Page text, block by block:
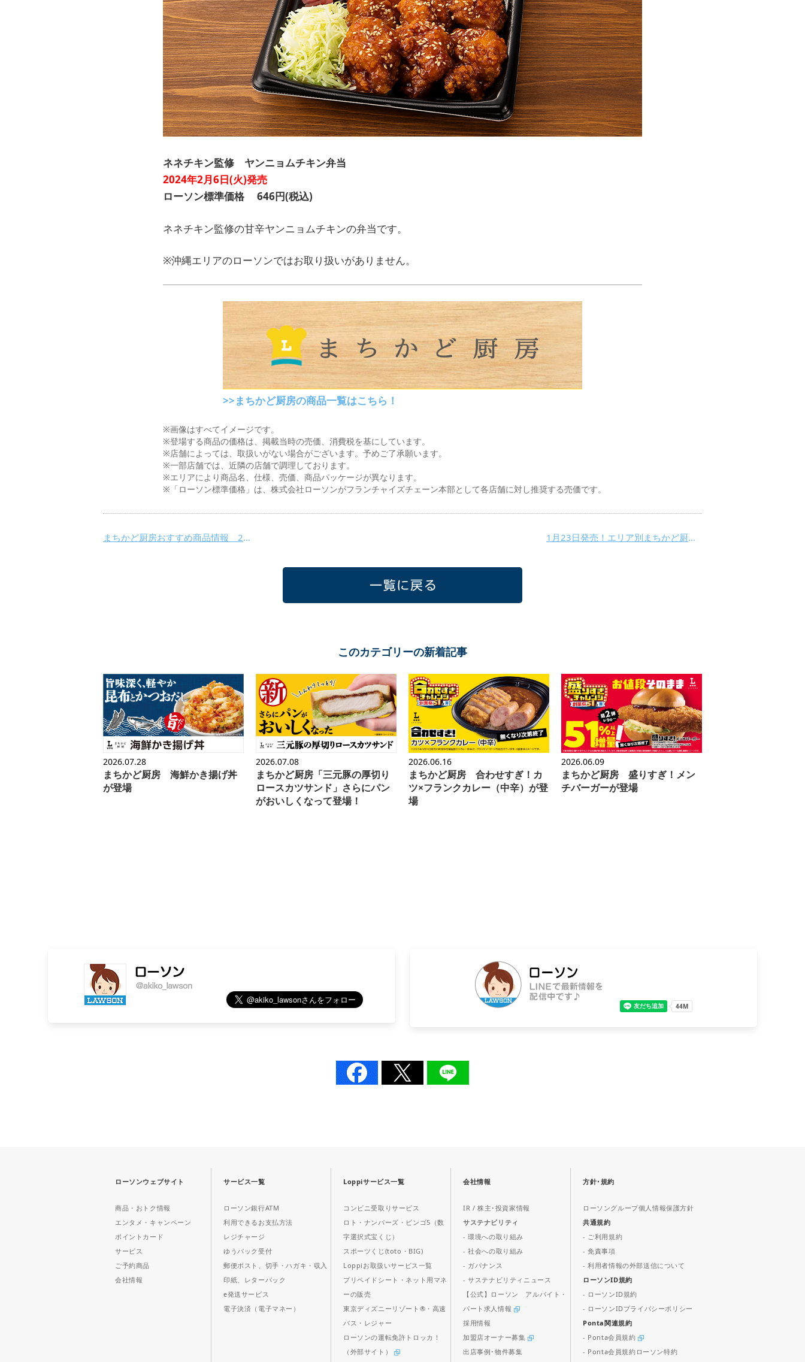
ネネチキン監修 ヤンニョムチキン弁当
2024年2月6日(火)発売
ローソン標準価格
646円(税込)
ネネチキン監修の甘辛ヤンニョムチキンの弁当です。
※沖縄エリアのローソンではお取り扱いがありません。
>>まちかど厨房の商品一覧はこちら！
※画像はすべてイメージです。
※登場する商品の価格は、掲載当時の売価、消費税を基にしています。
※店舗によっては、取扱いがない場合がございます。予めご了承願います。
※一部店舗では、近隣の店舗で調理しております。
※エリアにより商品名、仕様、売価、商品パッケージが異なります。
※「ローソン標準価格」は、株式会社ローソンがフランチャイズチェーン本部として各店舗に対し推奨する売価です。
まちかど厨房おすすめ商品情報 2月20日(火) 1月23日発売！エリア別まちかど厨房が登場！
このカテゴリーの新着記事
2026.07.28
まちかど厨房 海鮮かき揚げ丼
が登場
2026.07.08
まちかど厨房「三元豚の厚切り
ロースカツサンド」さらにパン
がおいしくなって登場！
2026.06.16
まちかど厨房 合わせすぎ！カ
ツ×フランクカレー（中辛）が登
場
2026.06.09
まちかど厨房 盛りすぎ！メン
チバーガーが登場
ローソンウェブサイト
商品・おトク情報
エンタメ・キャンペーン
ポイントカード
サービス
ご予約商品
会社情報
サービス一覧
ローソン銀行ATM
利用できるお支払方法
レジチャージ
ゆうパック受付
郵便ポスト、切手・ハガキ・収入
印紙、レターパック
e発送サービス
電子決済（電子マネー）
Loppiサービス一覧
コンビニ受取りサービス
ロト・ナンバーズ・ビンゴ5（数
字選択式宝くじ）
スポーツくじ(toto・BIG)
Loppiお取扱いサービス一覧
プリペイドシート・ネット用マネ
ーの販売
東京ディズニーリゾート®・高速
バス・レジャー
ローソンの運転免許トロッカ！
（外部サイト）
会社情報
IR / 株主･投資家情報
サステナビリティ
- 環境への取り組み
- 社会への取り組み
- ガバナンス
- サステナビリティニュース
【公式】ローソン アルバイト・
パート求人情報
採用情報
加盟店オーナー募集
出店事例･物件募集
方針･規約
ローソングループ個人情報保護方針
共通規約
- ご利用規約
- 免責事項
- 利用者情報の外部送信について
ローソンID規約
- ローソンID規約
- ローソンIDプライバシーポリシー
Ponta関連規約
- Ponta会員規約
- Ponta会員規約ローソン特約